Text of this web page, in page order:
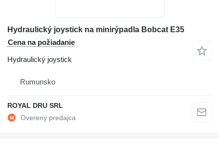
Hydraulický joystick na minirýpadla Bobcat E35
Cena na požiadanie
Hydraulický joystick
Rumunsko
ROYAL DRU SRL